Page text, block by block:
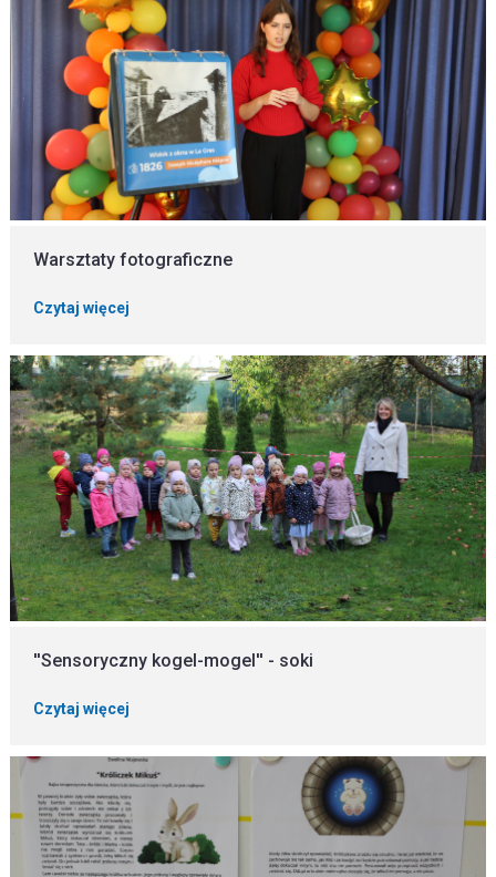
Warsztaty fotograficzne
Czytaj więcej
''Sensoryczny kogel-mogel'' - soki
Czytaj więcej